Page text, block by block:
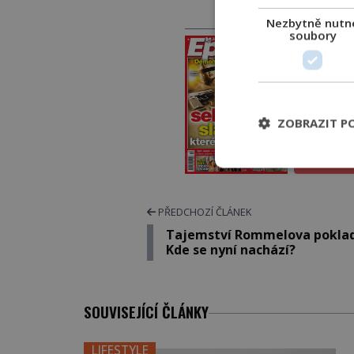
PRÁVĚ V PRODEJI
PŘEDCHOZÍ ČLÁNEK
Tajemství Rommelova
Kde se nyní nachází?
SOUVISEJÍCÍ ČLÁNKY
LIFESTYLE
Nezbytně
soubory
ZOBRAZIT